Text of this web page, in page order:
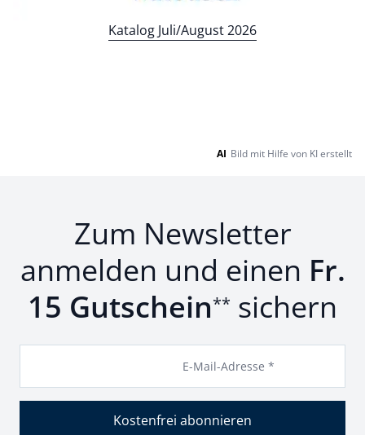
Katalog Juli/August 2026
AI Bild mit Hilfe von KI erstellt
Zum Newsletter
anmelden und einen Fr.
15 Gutschein** sichern
E-Mail-Adresse *
Kostenfrei abonnieren